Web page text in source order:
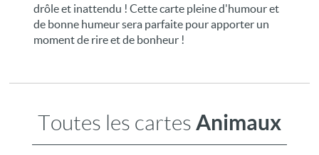
drôle et inattendu ! Cette carte pleine d'humour et
de bonne humeur sera parfaite pour apporter un
moment de rire et de bonheur !
Toutes les cartes Animaux